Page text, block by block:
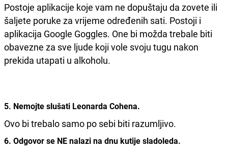
Postoje aplikacije koje vam ne dopuštaju da zovete ili
šaljete poruke za vrijeme određenih sati. Postoji i
aplikacija Google Goggles. One bi možda trebale biti
obavezne za sve ljude koji vole svoju tugu nakon
prekida utapati u alkoholu.
5. Nemojte slušati Leonarda Cohena.
Ovo bi trebalo samo po sebi biti razumljivo.
6. Odgovor se NE nalazi na dnu kutije sladoleda.